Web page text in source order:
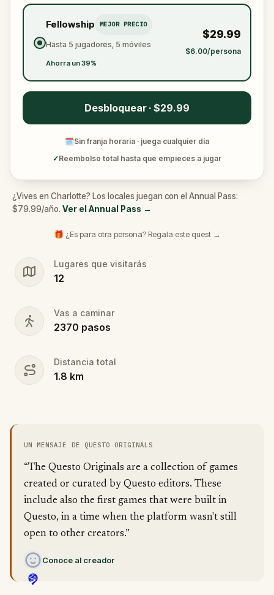
Fellowship MEJOR PRECIO
Hasta 5 jugadores, 5 móviles
Ahorra un 39%
$29.99
$6.00/persona
Desbloquear · $29.99
🗓Sin franja horaria · juega cualquier día
✓Reembolso total hasta que empieces a jugar
¿Vives en Charlotte? Los locales juegan con el Annual Pass:
$79.99/año. Ver el Annual Pass →
🎁 ¿Es para otra persona? Regala este quest →
Lugares que visitarás
12
Vas a caminar
2370 pasos
Distancia total
1.8 km
UN MENSAJE DE QUESTO ORIGINALS
“The Questo Originals are a collection of games
created or curated by Questo editors. These
include also the first games that were built in
Questo, in a time when the platform wasn't still
open to other creators.”
Conoce al creador